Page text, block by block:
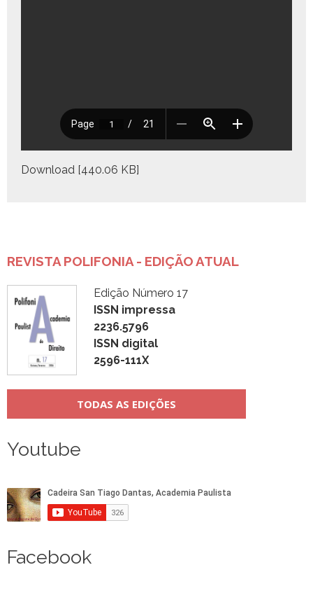
Down­load [440.06 KB]
REVISTA POLIFONIA - EDIÇÃO ATUAL
Edição Número 17
ISSN impressa
2236.5796
ISSN digital
2596-111X
TODAS AS EDIÇÕES
Youtube
Facebook